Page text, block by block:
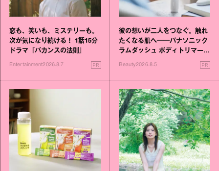
恋も、笑いも、ミステリーも。
次が気になり続ける！ 1話15分
ドラマ『バカンスの法則』
Entertainment2026.8.7 PR
彼の想いが二人をつなぐ。触れ
たくなる肌へ──パナソニック
ラムダッシュ ボディトリマーが
Beauty2026.8.5 PR